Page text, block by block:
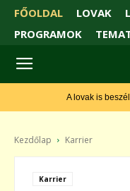
FŐOLDAL LOVAK
PROGRAMOK
A lovak is
Kezdőlap Karrier
Karrier